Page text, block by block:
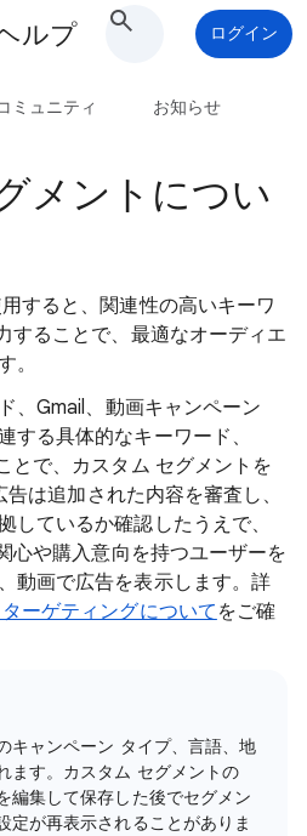
ルプ ログイン
ミュニティ お知らせ
メントについ
すると、関連性の高いキーワ
することで、最適なオーディエ
。
、Gmail、動画キャンペーン
する具体的なキーワード、
とで、カスタム セグメントを
は追加された内容を審査し、
しているか確認したうえで、
心や購入意向を持つユーザーを
動画で広告を表示します。詳
ーゲティングについて をご確
キャンペーン タイプ、言語、地
ます。カスタム セグメントの
編集して保存した後でセグメン
定が再表示されることがありま